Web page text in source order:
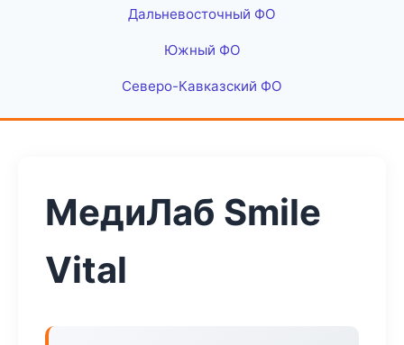
Дальневосточный ФО
Южный ФО
Северо-Кавказский ФО
МедиЛаб Smile
Vital